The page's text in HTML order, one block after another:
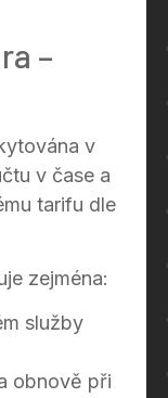
–
v
v čase a
tarifu dle
zejména:
služby
obnově při